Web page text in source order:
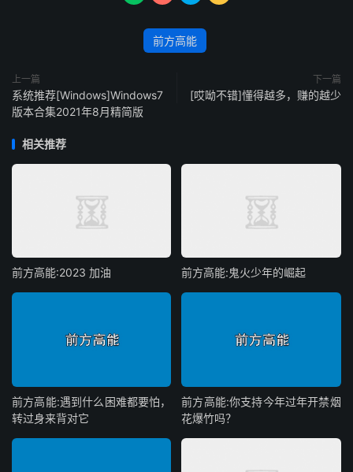
前方高能
上一篇
系统推荐[Windows]Windows7
版本合集2021年8月精简版
下一篇
[哎呦不错]懂得越多，赚的越少
相关推荐
前方高能:2023 加油 前方高能:​鬼火少年的崛起
前方高能:遇到什么困难都要怕，
转过身来背对它
前方高能:你支持今年过年开禁烟
花爆竹吗？